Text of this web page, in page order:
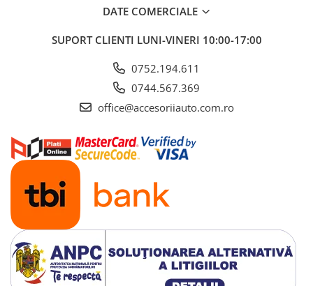
DATE COMERCIALE
SUPORT CLIENTI LUNI-VINERI 10:00-17:00
0752.194.611
0744.567.369
office@accesoriiauto.com.ro